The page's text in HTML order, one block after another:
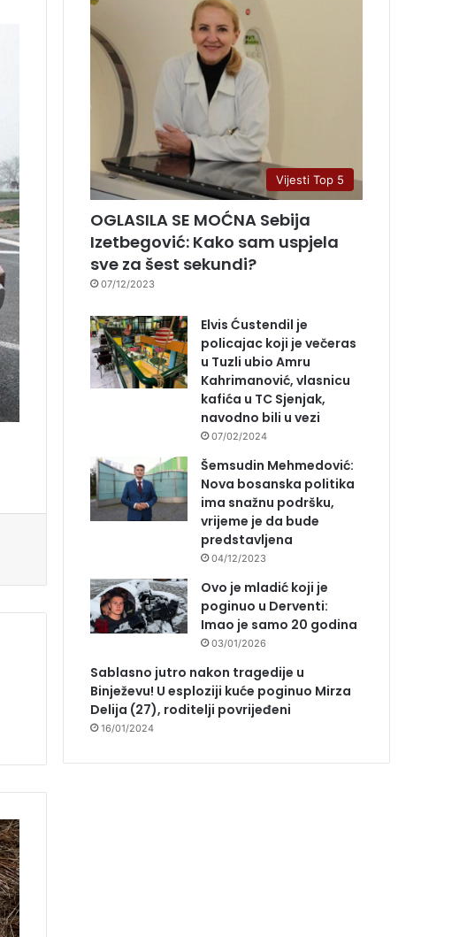
Vijesti Top 5
OGLASILA SE MOĆNA Sebija
Izetbegović: Kako sam uspjela
sve za šest sekundi?
07/12/2023
Elvis Ćustendil je
policajac koji je večeras
u Tuzli ubio Amru
Kahrimanović, vlasnicu
kafića u TC Sjenjak,
navodno bili u vezi
07/02/2024
Šemsudin Mehmedović:
Nova bosanska politika
ima snažnu podršku,
vrijeme je da bude
predstavljena
04/12/2023
Ovo je mladić koji je
poginuo u Derventi:
Imao je samo 20 godina
03/01/2026
Sablasno jutro nakon tragedije u
Binježevu! U esploziji kuće poginuo Mirza
Delija (27), roditelji povrijeđeni
16/01/2024